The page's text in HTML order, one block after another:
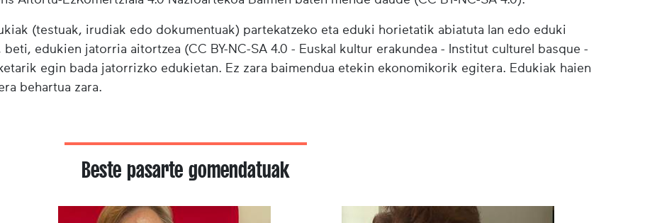
(testuak, irudiak edo dokumentuak) partekatzeko eta eduki horietatik abiatuta lan edo eduki
edukien jatorria aitortzea (CC BY-NC-SA 4.0 - Euskal kultur erakundea - Institut culturel basque -
egin bada jatorrizko edukietan. Ez zara baimendua etekin ekonomikorik egitera. Edukiak haien
behartua zara.
Beste pasarte gomendatuak